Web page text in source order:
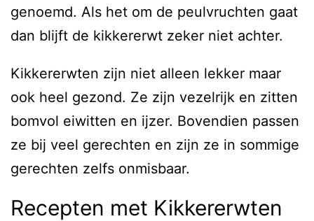
genoemd. Als het om de peulvruchten gaat
dan blijft de kikkererwt zeker niet achter.
Kikkererwten zijn niet alleen lekker maar
ook heel gezond. Ze zijn vezelrijk en zitten
bomvol eiwitten en ijzer. Bovendien passen
ze bij veel gerechten en zijn ze in sommige
gerechten zelfs onmisbaar.
Recepten met Kikkererwten